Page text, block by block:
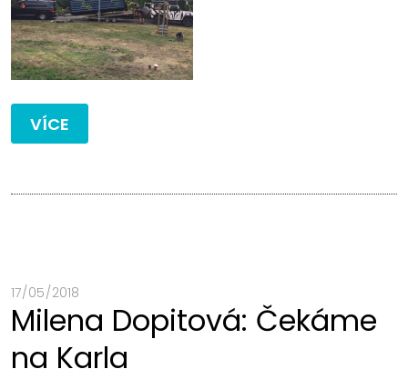
VÍCE
17 / 05 / 2018
Milena Dopitová: Čekáme
na Karla